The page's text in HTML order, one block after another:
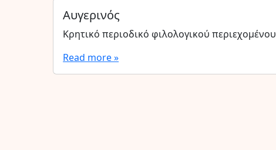
Αυγερινός
Κρητικό περιοδικό φιλολογικού περιεχομένου
Read more »